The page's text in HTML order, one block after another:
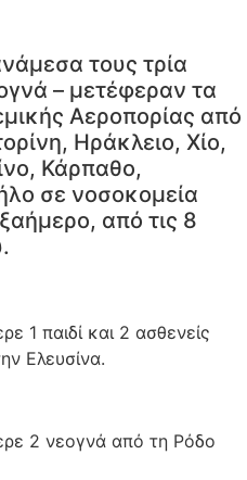
τους τρία
– μετέφεραν τα
Αεροπορίας από
Ηράκλειο, Χίο,
Κάρπαθο,
σε νοσοκομεία
από τις 8
1 παιδί και 2 ασθενείς
Ελευσίνα.
2 νεογνά από τη Ρόδο